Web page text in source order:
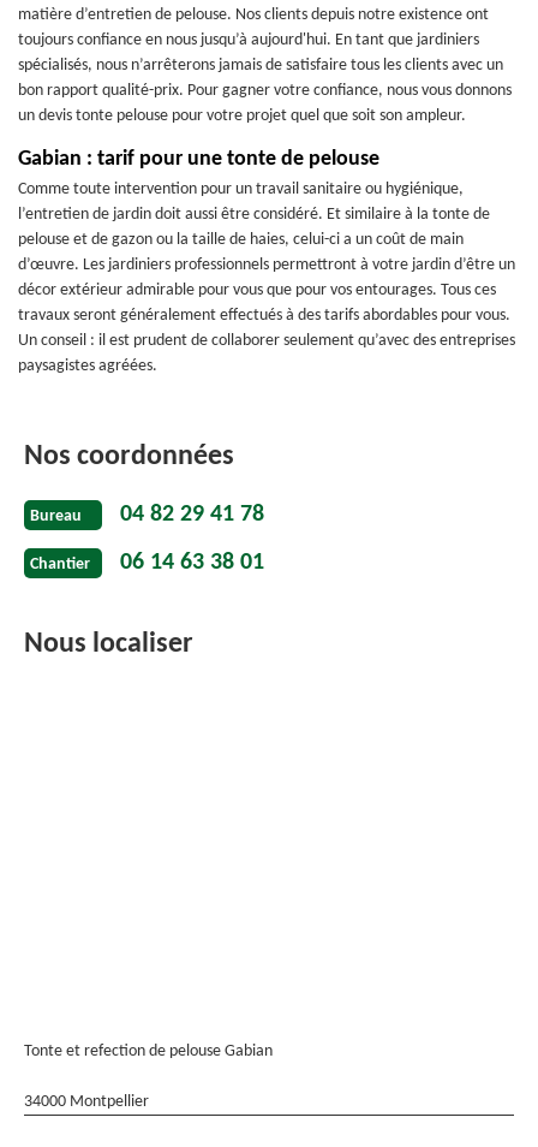
matière d’entretien de pelouse. Nos clients depuis notre existence ont
toujours confiance en nous jusqu’à aujourd'hui. En tant que jardiniers
spécialisés, nous n’arrêterons jamais de satisfaire tous les clients avec un
bon rapport qualité-prix. Pour gagner votre confiance, nous vous donnons
un devis tonte pelouse pour votre projet quel que soit son ampleur.
Gabian : tarif pour une tonte de pelouse
Comme toute intervention pour un travail sanitaire ou hygiénique,
l’entretien de jardin doit aussi être considéré. Et similaire à la tonte de
pelouse et de gazon ou la taille de haies, celui-ci a un coût de main
d’œuvre. Les jardiniers professionnels permettront à votre jardin d’être un
décor extérieur admirable pour vous que pour vos entourages. Tous ces
travaux seront généralement effectués à des tarifs abordables pour vous.
Un conseil : il est prudent de collaborer seulement qu’avec des entreprises
paysagistes agréées.
Nos coordonnées
Bureau 04 82 29 41 78
Chantier 06 14 63 38 01
Nous localiser
Tonte et refection de pelouse Gabian
34000 Montpellier